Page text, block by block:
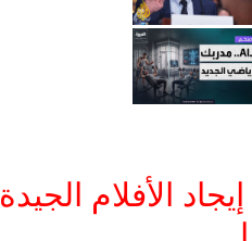
الأفلام الجيدة